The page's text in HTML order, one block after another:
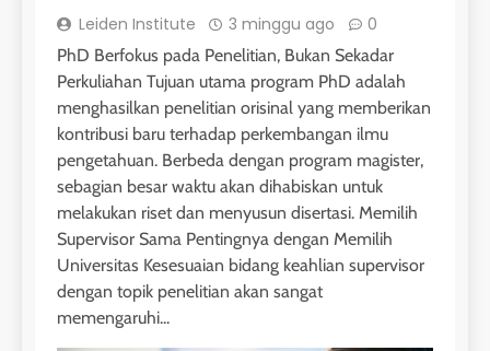
Leiden Institute 3 minggu ago 0
PhD Berfokus pada Penelitian, Bukan Sekadar
Perkuliahan Tujuan utama program PhD adalah
menghasilkan penelitian orisinal yang memberikan
kontribusi baru terhadap perkembangan ilmu
pengetahuan. Berbeda dengan program magister,
sebagian besar waktu akan dihabiskan untuk
melakukan riset dan menyusun disertasi. Memilih
Supervisor Sama Pentingnya dengan Memilih
Universitas Kesesuaian bidang keahlian supervisor
dengan topik penelitian akan sangat
memengaruhi...